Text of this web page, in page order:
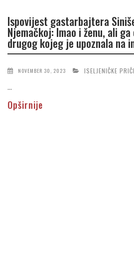
Ispovijest gastarbajtera
Njemačkoj: Imao i ženu, ali
drugog kojeg je upoznala na
NOVEMBER 30, 2023 ISELJENIČKE
...
Opširnije